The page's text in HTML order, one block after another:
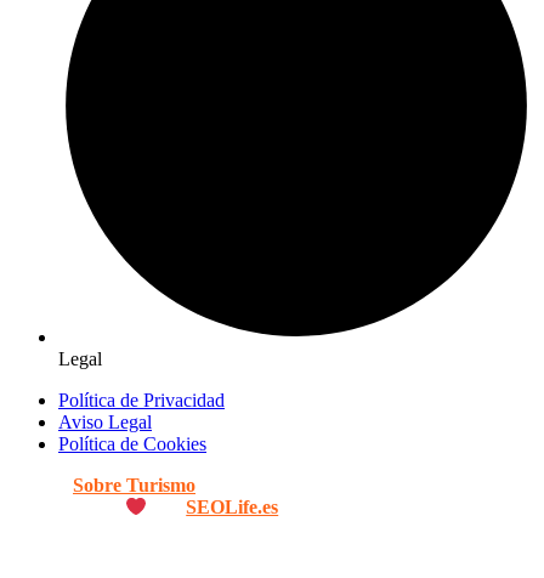
Legal
Política de Privacidad
Aviso Legal
Política de Cookies
Sobre Turismo
porSEOLife.es